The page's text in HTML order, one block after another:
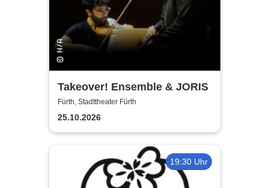
Takeover! Ensemble & JORIS
Fürth, Stadttheater Fürth
25.10.2026
19:30 Uhr